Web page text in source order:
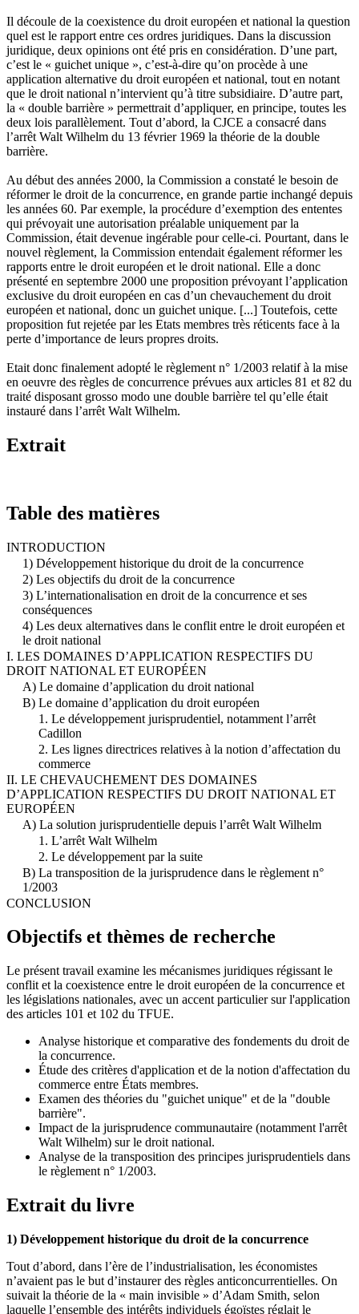
Il découle de la coexistence du droit européen et national la question
quel est le rapport entre ces ordres juridiques. Dans la discussion
juridique, deux opinions ont été pris en considération. D’une part,
c’est le « guichet unique », c’est-à-dire qu’on procède à une
application alternative du droit européen et national, tout en notant
que le droit national n’intervient qu’à titre subsidiaire. D’autre part,
la « double barrière » permettrait d’appliquer, en principe, toutes les
deux lois parallèlement. Tout d’abord, la CJCE a consacré dans
l’arrêt Walt Wilhelm du 13 février 1969 la théorie de la double
barrière.
Au début des années 2000, la Commission a constaté le besoin de
réformer le droit de la concurrence, en grande partie inchangé depuis
les années 60. Par exemple, la procédure d’exemption des ententes
qui prévoyait une autorisation préalable uniquement par la
Commission, était devenue ingérable pour celle-ci. Pourtant, dans le
nouvel règlement, la Commission entendait également réformer les
rapports entre le droit européen et le droit national. Elle a donc
présenté en septembre 2000 une proposition prévoyant l’application
exclusive du droit européen en cas d’un chevauchement du droit
européen et national, donc un guichet unique. [...] Toutefois, cette
proposition fut rejetée par les Etats membres très réticents face à la
perte d’importance de leurs propres droits.
Etait donc finalement adopté le règlement n° 1/2003 relatif à la mise
en oeuvre des règles de concurrence prévues aux articles 81 et 82 du
traité disposant grosso modo une double barrière tel qu’elle était
instauré dans l’arrêt Walt Wilhelm.
Extrait
Table des matières
INTRODUCTION
1) Développement historique du droit de la concurrence
2) Les objectifs du droit de la concurrence
3) L’internationalisation en droit de la concurrence et ses
conséquences
4) Les deux alternatives dans le conflit entre le droit européen et
le droit national
I. LES DOMAINES D’APPLICATION RESPECTIFS DU
DROIT NATIONAL ET EUROPÉEN
A) Le domaine d’application du droit national
B) Le domaine d’application du droit européen
1. Le développement jurisprudentiel, notamment l’arrêt
Cadillon
2. Les lignes directrices relatives à la notion d’affectation du
commerce
II. LE CHEVAUCHEMENT DES DOMAINES
D’APPLICATION RESPECTIFS DU DROIT NATIONAL ET
EUROPÉEN
A) La solution jurisprudentielle depuis l’arrêt Walt Wilhelm
1. L’arrêt Walt Wilhelm
2. Le développement par la suite
B) La transposition de la jurisprudence dans le règlement n°
1/2003
CONCLUSION
Objectifs et thèmes de recherche
Le présent travail examine les mécanismes juridiques régissant le
conflit et la coexistence entre le droit européen de la concurrence et
les législations nationales, avec un accent particulier sur l'application
des articles 101 et 102 du TFUE.
Analyse historique et comparative des fondements du droit de
la concurrence.
Étude des critères d'application et de la notion d'affectation du
commerce entre États membres.
Examen des théories du "guichet unique" et de la "double
barrière".
Impact de la jurisprudence communautaire (notamment l'arrêt
Walt Wilhelm) sur le droit national.
Analyse de la transposition des principes jurisprudentiels dans
le règlement n° 1/2003.
Extrait du livre
1) Développement historique du droit de la concurrence
Tout d’abord, dans l’ère de l’industrialisation, les économistes
n’avaient pas le but d’instaurer des règles anticoncurrentielles. On
suivait la théorie de la « main invisible » d’Adam Smith, selon
laquelle l’ensemble des intérêts individuels égoïstes réglait le